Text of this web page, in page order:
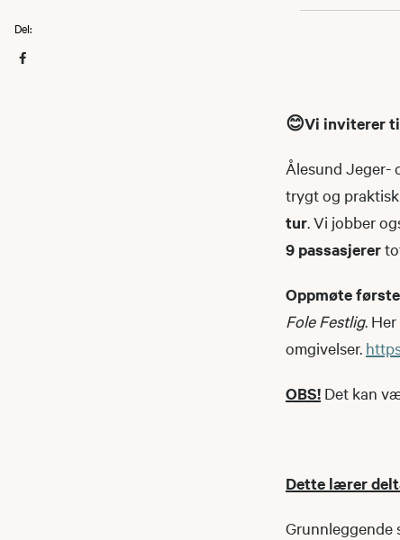
Del:
😊Vi inviterer
Ålesund Jeger-
trygt og
tur. Vi jobber
9 passasjerer
Oppmøte
Fole Festlig.
omgivelser.
OBS! Det kan
Dette lærer
Grunnleggende